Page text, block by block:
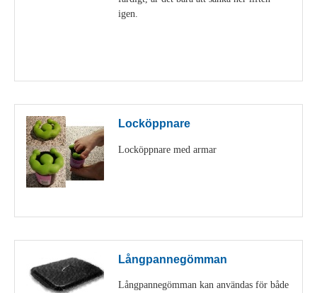
igen.
Locköppnare
Locköppnare med armar
Långpannegömman
Långpannegömman kan användas för både